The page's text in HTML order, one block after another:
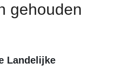
gehouden